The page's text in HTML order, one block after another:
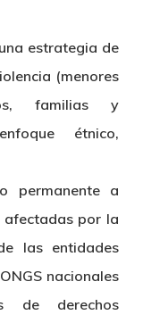
estrategia de
(menores
familias y
étnico,
permanente a
afectadas por la
las entidades
nacionales
de derechos